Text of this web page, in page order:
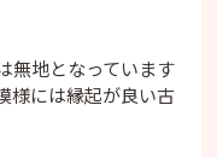
無地となっています
様には縁起が良い古